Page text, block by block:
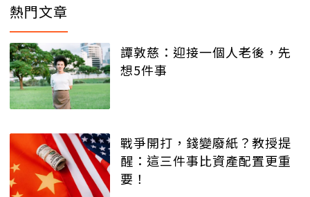
熱門文章
譚敦慈：迎接一個人老後，先
想5件事
戰爭開打，錢變廢紙？教授提
醒：這三件事比資產配置更重
要！